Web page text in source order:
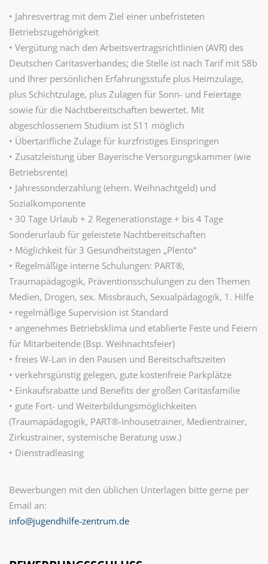
• Jahresvertrag mit dem Ziel einer unbefristeten
Betriebszugehörigkeit
• Vergütung nach den Arbeitsvertragsrichtlinien (AVR) des
Deutschen Caritasverbandes; die Stelle ist nach Tarif mit S8b
und Ihrer persönlichen Erfahrungsstufe plus Heimzulage,
plus Schichtzulage, plus Zulagen für Sonn- und Feiertage
sowie für die Nachtbereitschaften bewertet. Mit
abgeschlossenem Studium ist S11 möglich
• Übertarifliche Zulage für kurzfristiges Einspringen
• Zusatzleistung über Bayerische Versorgungskammer (wie
Betriebsrente)
• Jahressonderzahlung (ehem. Weihnachtgeld) und
Sozialkomponente
• 30 Tage Urlaub + 2 Regenerationstage + bis 4 Tage
Sonderurlaub für geleistete Nachtbereitschaften
• Möglichkeit für 3 Gesundheitstagen „Plento“
• Regelmäßige interne Schulungen: PART®,
Traumapädagogik, Präventionsschulungen zu den Themen
Medien, Drogen, sex. Missbrauch, Sexualpädagogik, 1. Hilfe
• regelmäßige Supervision ist Standard
• angenehmes Betriebsklima und etablierte Feste und Feiern
für Mitarbeitende (Bsp. Weihnachtsfeier)
• freies W-Lan in den Pausen und Bereitschaftszeiten
• verkehrsgünstig gelegen, gute kostenfreie Parkplätze
• Einkaufsrabatte und Benefits der großen Caritasfamilie
• gute Fort- und Weiterbildungsmöglichkeiten
(Traumapädagogik, PART®-Inhousetrainer, Medientrainer,
Zirkustrainer, systemische Beratung usw.)
• Dienstradleasing
Bewerbungen mit den üblichen Unterlagen bitte gerne per
Email an:
info@jugendhilfe-zentrum.de